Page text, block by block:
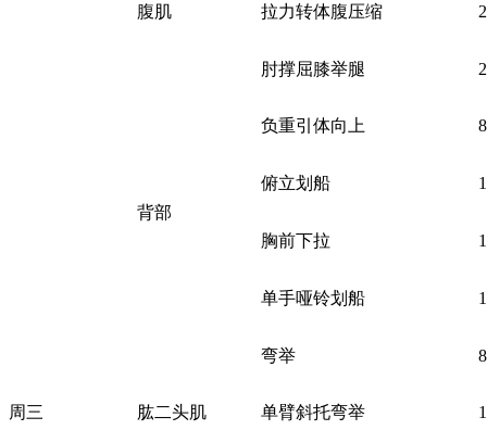
腹肌 拉力转体腹压缩
肘撑屈膝举腿
周三
背部
负重引体向上
俯立划船
胸前下拉
单手哑铃划船
肱二头肌
弯举
单臂斜托弯举